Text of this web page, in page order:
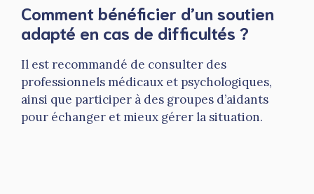
Comment bénéficier d’un soutien
adapté en cas de difficultés ?
Il est recommandé de consulter des
professionnels médicaux et psychologiques,
ainsi que participer à des groupes d’aidants
pour échanger et mieux gérer la situation.